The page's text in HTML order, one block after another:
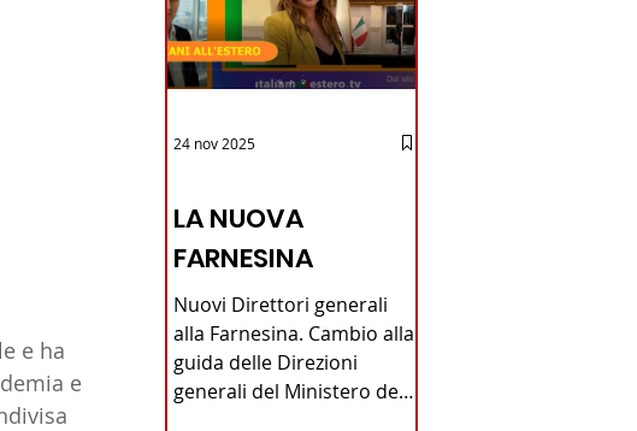
e ha
e
LA NUOVA
FARNESINA
Nuovi Direttori generali
alla Farnesina. Cambio alla
guida delle Direzioni
generali del Ministero degli
24 nov 2025